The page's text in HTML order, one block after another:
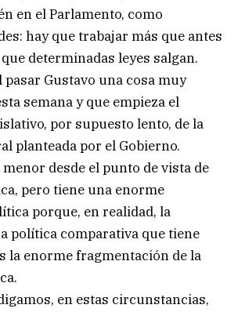
en el Parlamento, como
hay que trabajar más que antes
determinadas leyes salgan.
Gustavo una cosa muy
semana y que empieza el
por supuesto lento, de la
planteada por el Gobierno.
desde el punto de vista de
pero tiene una enorme
porque, en realidad, la
política comparativa que tiene
la enorme fragmentación de la
en estas circunstancias,